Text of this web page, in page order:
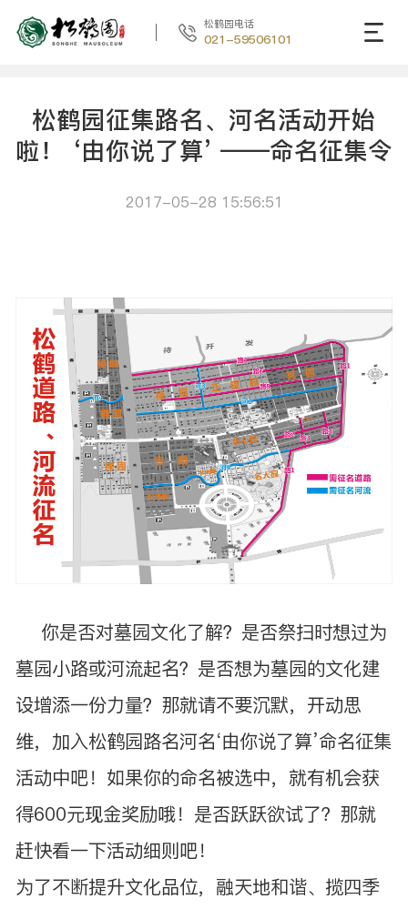
松鹤园电话
021-59506101
松鹤园征集路名、河名活动开始
啦！ ‘由你说了算’ ——命名征集令
2017-05-28 15:56:51
你是否对墓园文化了解？是否祭扫时想过为
墓园小路或河流起名？是否想为墓园的文化建
设增添一份力量？那就请不要沉默，开动思
维，加入松鹤园路名河名‘由你说了算’命名征集
活动中吧！如果你的命名被选中，就有机会获
得600元现金奖励哦！是否跃跃欲试了？那就
赶快看一下活动细则吧！
为了不断提升文化品位，融天地和谐、揽四季